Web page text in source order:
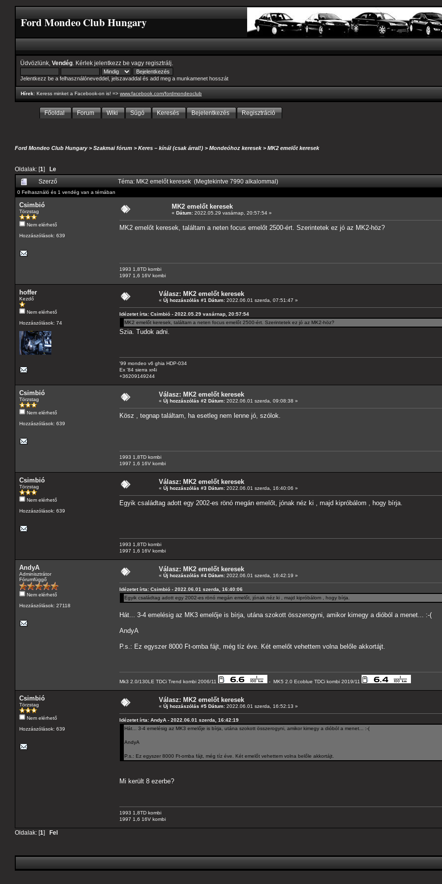
Ford Mondeo Club Hungary
Üdvözlünk, Vendég . Kérlek jelentkezz be vagy regisztrálj
Jelentkezz be a felhasználóneveddel, jelszavaddal és add meg a munkamenet hosszát
Hírek: Keress minket a Facebook-on is! => www.facebook.com/fordmondeoclub
Főoldal Forum Wiki Súgó Keresés Bejelentkezés Regisztráció
Ford Mondeo Club Hungary>Szakmai fórum >Keres – kínál (csak árral!) >Mondeóhoz keresek>MK2 emelőt keresek
Oldalak: [1] Le
Szerző Téma: MK2 emelőt keresek (Megtekintve 7990 alkalommal)
0 Felhasználó és 1 vendég van a témában
Csimbió
Törzstag
Nem elérhető
Hozzászólások: 639
MK2 emelőt keresek
« Dátum: 2022.05.29 vasárnap, 20:57:54 »
MK2 emelőt keresek, találtam a neten focus emelőt 2500-ért. Szerintetek ez jó az MK2-höz?
1993 1,8TD kombi
1997 1,6 16V kombi
hoffer
Kezdő
Nem elérhető
Hozzászólások: 74
Válasz: MK2 emelőt keresek
« Új hozzászólás #1 Dátum: 2022.06.01 szerda, 07:51:47 »
Idézetet írta: Csimbió - 2022.05.29 vasárnap, 20:57:54
MK2 emelőt keresek, találtam a neten focus emelőt 2500-ért. Szerintetek ez jó az MK2-höz?
Szia. Tudok adni.
'99 mondeo v6 ghia HDP-034
Ex '84 sierra xr4i
+36209149244
Csimbió
Törzstag
Nem elérhető
Hozzászólások: 639
Válasz: MK2 emelőt keresek
« Új hozzászólás #2 Dátum: 2022.06.01 szerda, 09:08:38 »
Kösz , tegnap találtam, ha esetleg nem lenne jó, szólok.
1993 1,8TD kombi
1997 1,6 16V kombi
Csimbió
Törzstag
Nem elérhető
Hozzászólások: 639
Válasz: MK2 emelőt keresek
« Új hozzászólás #3 Dátum: 2022.06.01 szerda, 16:40:06 »
Egyik családtag adott egy 2002-es rönó megán emelőt, jónak néz ki , majd kipróbálom , hogy bírja.
1993 1,8TD kombi
1997 1,6 16V kombi
AndyA
Adminisztrátor
Fórumfüggő
Nem elérhető
Hozzászólások: 27118
Válasz: MK2 emelőt keresek
« Új hozzászólás #4 Dátum: 2022.06.01 szerda, 16:42:19 »
Idézetet írta: Csimbió - 2022.06.01 szerda, 16:40:06
Egyik családtag adott egy 2002-es rönó megán emelőt, jónak néz ki , majd kipróbálom , hogy bírja.
Hát... 3-4 emelésig az MK3 emelője is bírja, utána szokott összerogyni, amikor kimegy a dióból a menet... :-(
AndyA
P.s.: Ez egyszer 8000 Ft-omba fájt, még tíz éve. Két emelőt vehettem volna belőle akkortájt.
Mk3 2.0/130LE TDCi Trend kombi 2006/11 - MK5 2.0 Ecoblue TDCi kombi 2019/11
Csimbió
Törzstag
Nem elérhető
Hozzászólások: 639
Válasz: MK2 emelőt keresek
« Új hozzászólás #5 Dátum: 2022.06.01 szerda, 16:52:13 »
Idézetet írta: AndyA - 2022.06.01 szerda, 16:42:19
Hát... 3-4 emelésig az MK3 emelője is bírja, utána szokott összerogyni, amikor kimegy a dióból a menet... :-(
AndyA
P.s.: Ez egyszer 8000 Ft-omba fájt, még tíz éve. Két emelőt vehettem volna belőle akkortájt.
Mi került 8 ezerbe?
1993 1,8TD kombi
1997 1,6 16V kombi
Oldalak: [1] Fel